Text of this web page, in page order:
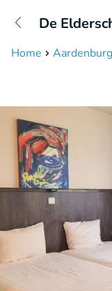
De
Home Aardenburg